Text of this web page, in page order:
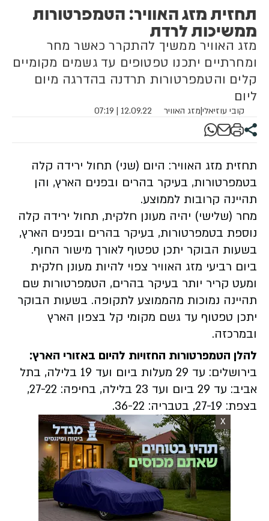
תחזית מזג האוויר: הטמפרטורות
ממשיכות לרדת
מזג האוויר ממשיך להתקרר כאשר מחר
ומחרתיים יתכנו טפטופים עד גשמים מקומיים
קלים והטמפרטורות תרדנה בהדרגה מיום
ליום
קובי עוזיאלי|מזג האוויר 12.09.22 | 07:19
תחזית מזג האוויר: היום (שני) תחול ירידה קלה
בטמפרטורות, בעיקר בהרים ובפנים הארץ, והן
תהיינה קרובות לממוצע.
מחר (שלישי) יהיה מעונן חלקית, תחול ירידה קלה
נוספת בטמפרטורות, בעיקר בהרים ובפנים הארץ,
בשעות הבוקר יתכן טפטוף לאורך מישור החוף.
ביום רביעי מזג האוויר צפוי להיות מעונן חלקית
ומעט קריר יותר בעיקר בהרים, הטמפרטורות שם
תהיינה נמוכות מהממוצע לתקופה. בשעות הבוקר
יתכן טפטוף עד גשם מקומי קל בצפון הארץ
ובמרכזה.
להלן הטמפרטורות החזויות להיום באזורי הארץ:
בירושלים: עד 29 מעלות ביום ועד 19 בלילה, בתל
אביב: עד 29 ביום ועד 23 בלילה, בחיפה: 27-22,
בצפת: 27-19, בטבריה: 36-22.
X